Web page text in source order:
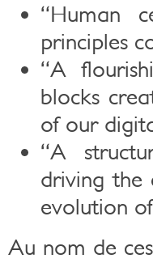
“Human
principles
“A
blocks
of our
“A
driving the
evolution
Au nom de